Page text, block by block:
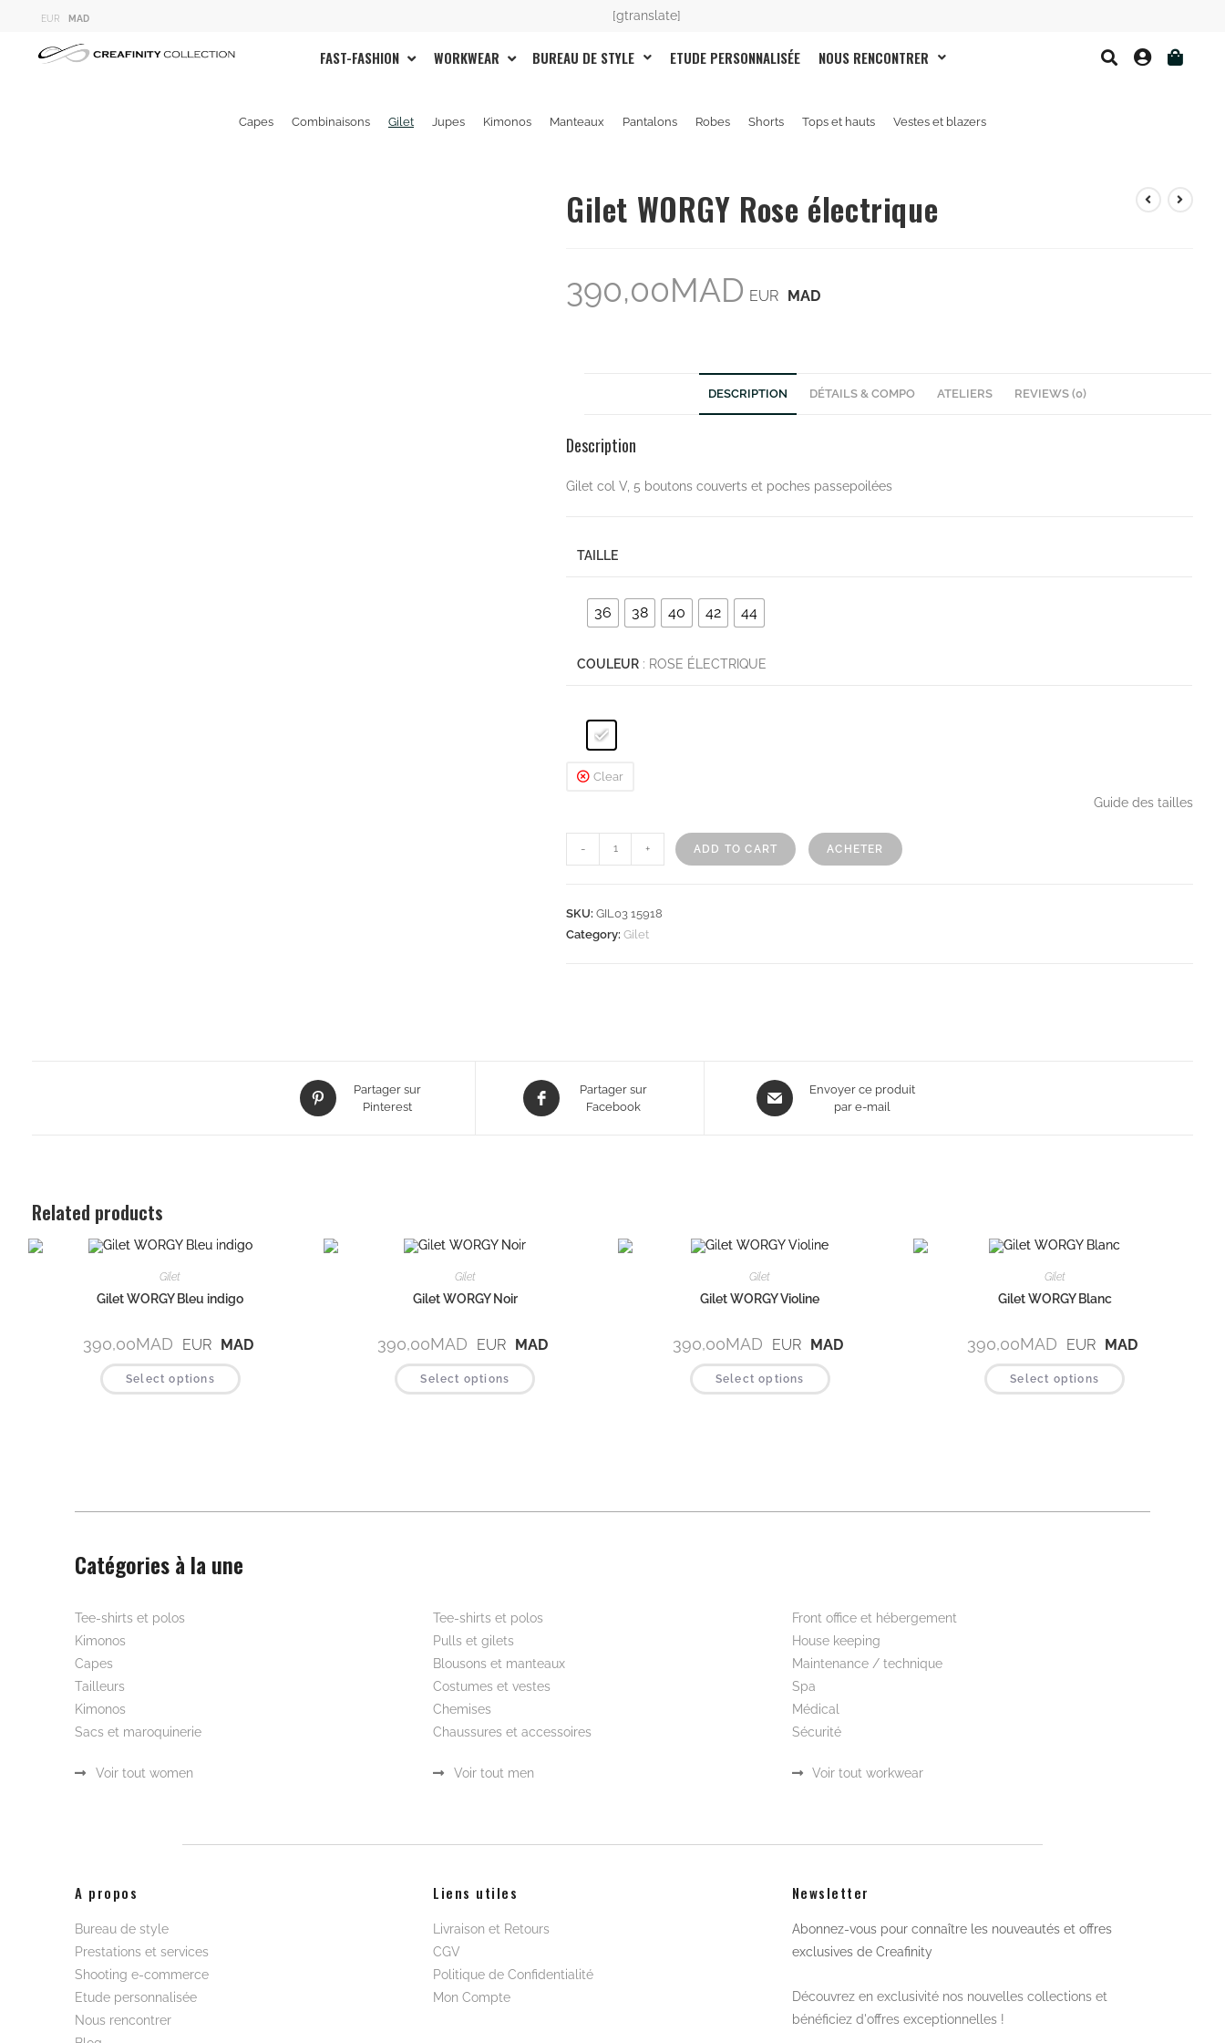
EUR MAD [gtranslate]
FAST-FASHION WORKWEAR BUREAU DE STYLE ETUDE PERSONNALISÉE NOUS RENCONTRER
Capes Combinaisons Gilet Jupes Kimonos Manteaux Pantalons Robes Shorts Tops et hauts Vestes et blazers
Gilet WORGY Rose électrique
390,00MAD EUR MAD
DESCRIPTION DÉTAILS & COMPO ATELIERS REVIEWS (0)
Description
Gilet col V, 5 boutons couverts et poches passepoilées
TAILLE
36 38 40 42 44
COULEUR : ROSE ÉLECTRIQUE
Clear
Guide des tailles
- + ADD TO CART ACHETER
SKU:GIL03 15918
Category:Gilet
Partager sur
Pinterest
Partager sur
Facebook
Envoyer ce produit
par e-mail
Related products
Gilet
Gilet WORGY Bleu indigo
390,00MAD EUR MAD
Select options
Gilet
Gilet WORGY Noir
390,00MAD EUR MAD
Select options
Gilet
Gilet WORGY Violine
390,00MAD EUR MAD
Select options
Gilet
Gilet WORGY Blanc
390,00MAD EUR MAD
Select options
Catégories à la une
Beautywear pour elle
Tee-shirts et polos
Kimonos
Capes
Tailleurs
Kimonos
Sacs et maroquinerie
Voir tout women
Tee-shirts et polos
Pulls et gilets
Blousons et manteaux
Costumes et vestes
Chemises
Chaussures et accessoires
Voir tout men
Front office et hébergement
House keeping
Maintenance / technique
Spa
Médical
Sécurité
Voir tout workwear
A propos
Bureau de style
Prestations et services
Shooting e-commerce
Etude personnalisée
Nous rencontrer
Liens utiles
Livraison et Retours
CGV
Politique de Confidentialité
Mon Compte
Newsletter
Abonnez-vous pour connaître les nouveautés et offres
exclusives de Creafinity
Découvrez en exclusivité nos nouvelles collections et
bénéficiez d'offres exceptionnelles !